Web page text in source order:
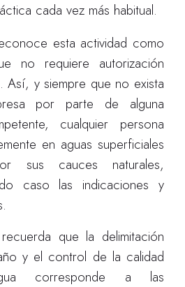
cada vez más habitual.
esta actividad como
no requiere autorización
Así, y siempre que no exista
por parte de alguna
cualquier persona
en aguas superficiales
sus cauces naturales,
caso las indicaciones y
que la delimitación
y el control de la calidad
corresponde a las